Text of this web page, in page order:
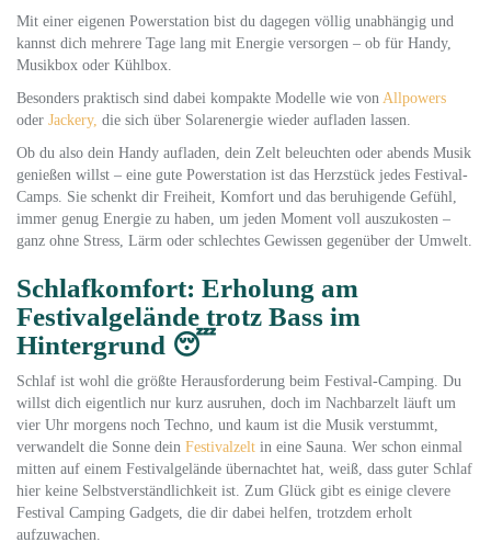
Mit einer eigenen Powerstation bist du dagegen völlig unabhängig und
kannst dich mehrere Tage lang mit Energie versorgen – ob für Handy,
Musikbox oder Kühlbox.
Besonders praktisch sind dabei kompakte Modelle wie von Allpowers
oder Jackery, die sich über Solarenergie wieder aufladen lassen.
Ob du also dein Handy aufladen, dein Zelt beleuchten oder abends Musik
genießen willst – eine gute Powerstation ist das Herzstück jedes Festival-
Camps. Sie schenkt dir Freiheit, Komfort und das beruhigende Gefühl,
immer genug Energie zu haben, um jeden Moment voll auszukosten –
ganz ohne Stress, Lärm oder schlechtes Gewissen gegenüber der Umwelt.
Schlafkomfort: Erholung am
Festivalgelände trotz Bass im
Hintergrund 😴
Schlaf ist wohl die größte Herausforderung beim Festival-Camping. Du
willst dich eigentlich nur kurz ausruhen, doch im Nachbarzelt läuft um
vier Uhr morgens noch Techno, und kaum ist die Musik verstummt,
verwandelt die Sonne dein Festivalzelt in eine Sauna. Wer schon einmal
mitten auf einem Festivalgelände übernachtet hat, weiß, dass guter Schlaf
hier keine Selbstverständlichkeit ist. Zum Glück gibt es einige clevere
Festival Camping Gadgets, die dir dabei helfen, trotzdem erholt
aufzuwachen.